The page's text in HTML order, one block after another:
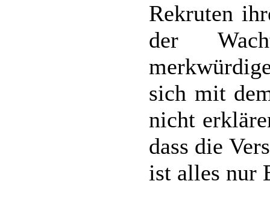
Rekruten
der
sich mit
nicht
dass die
ist alles nur